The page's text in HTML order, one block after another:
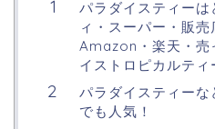
パラダイスティー
ィ・スーパー・販
Amazon・楽天・売
イストロピカルティ
パラダイスティーな
でも人気！